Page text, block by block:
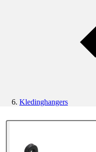
Kledinghangers